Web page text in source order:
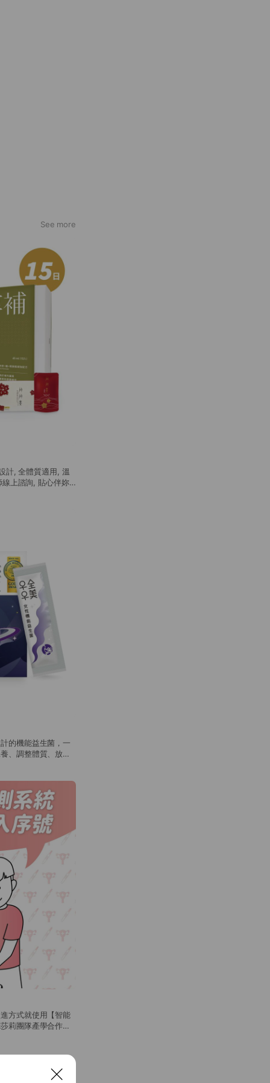
See more
計, 全體質適用, 溫
上諮詢, 貼心伴妳
的機能益生菌，一
、調整體質、放鬆
擔。
方式就使用【智能
莉團隊產學合作開
See more